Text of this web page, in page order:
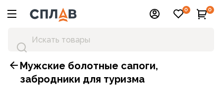
0 0
Мужские болотные сапоги,
забродники для туризма